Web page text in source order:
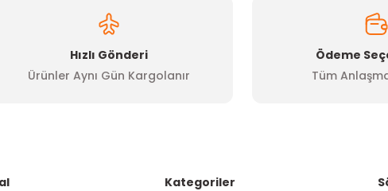
Hızlı Gönderi
Ürünler Aynı Gün Kargolanır
Ödeme
Tüm
Kategoriler